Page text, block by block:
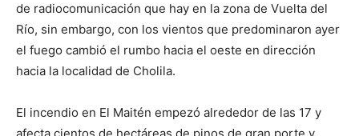
de radiocomunicación que hay en la zona de Vuelta del
Río, sin embargo, con los vientos que predominaron ayer
el fuego cambió el rumbo hacia el oeste en dirección
hacia la localidad de Cholila.
El incendio en El Maitén empezó alrededor de las 17 y